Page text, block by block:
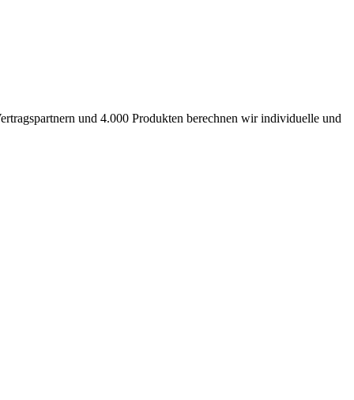
und 4.000 Produkten berechnen wir individuelle und